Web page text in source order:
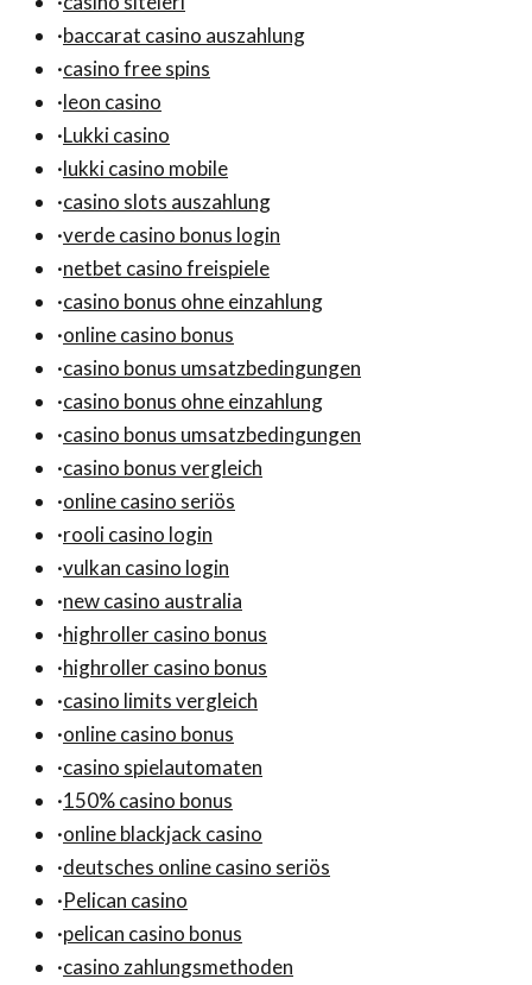
·baccarat casino auszahlung
·casino free spins
·leon casino
·Lukki casino
·lukki casino mobile
·casino slots auszahlung
·verde casino bonus login
·netbet casino freispiele
·casino bonus ohne einzahlung
·online casino bonus
·casino bonus umsatzbedingungen
·casino bonus ohne einzahlung
·casino bonus umsatzbedingungen
·casino bonus vergleich
·online casino seriös
·rooli casino login
·vulkan casino login
·new casino australia
·highroller casino bonus
·highroller casino bonus
·casino limits vergleich
·online casino bonus
·casino spielautomaten
·150% casino bonus
·online blackjack casino
·deutsches online casino seriös
·Pelican casino
·pelican casino bonus
·casino zahlungsmethoden